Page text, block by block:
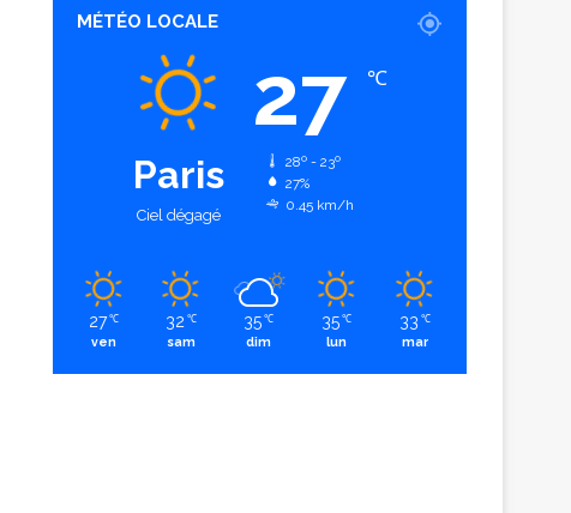
MÉTÉO LOCALE
Paris
Ciel dégagé
27 ℃
28º - 23º
27%
0.45 km/h
27 ℃
ven
32 ℃
sam
35 ℃
dim
35 ℃
lun
33 ℃
mar